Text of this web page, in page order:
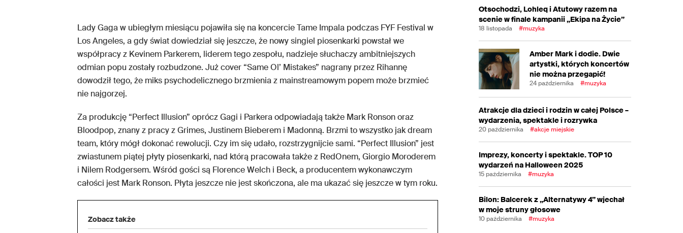
Lady Gaga w ubiegłym miesiącu pojawiła się na koncercie Tame Impala podczas FYF Festival w
Los Angeles, a gdy świat dowiedział się jeszcze, że nowy singiel piosenkarki powstał we
współpracy z Kevinem Parkerem, liderem tego zespołu, nadzieje słuchaczy ambitniejszych
odmian popu zostały rozbudzone. Już cover “Same Ol’ Mistakes” nagrany przez Rihannę
dowodził tego, że miks psychodelicznego brzmienia z mainstreamowym popem może brzmieć
nie najgorzej.
Za produkcję “Perfect Illusion” oprócz Gagi i Parkera odpowiadają także Mark Ronson oraz
Bloodpop, znany z pracy z Grimes, Justinem Bieberem i Madonną. Brzmi to wszystko jak dream
team, który mógł dokonać rewolucji. Czy im się udało, rozstrzygnijcie sami. “Perfect Illusion” jest
zwiastunem piątej płyty piosenkarki, nad którą pracowała także z RedOnem, Giorgio Moroderem
i Nilem Rodgersem. Wśród gości są Florence Welch i Beck, a producentem wykonawczym
całości jest Mark Ronson. Płyta jeszcze nie jest skończona, ale ma ukazać się jeszcze w tym roku.
Zobacz także
Otsochodzi, Lohleq i Atutowy razem na
scenie w finale kampanii „Ekipa na Życie”
18 listopada #muzyka
Amber Mark i dodie. Dwie
artystki, których koncertów
nie można przegapić!
24 października #muzyka
Atrakcje dla dzieci i rodzin w całej Polsce –
wydarzenia, spektakle i rozrywka
20 października #akcje miejskie
Imprezy, koncerty i spektakle. TOP 10
wydarzeń na Halloween 2025
15 października #muzyka
Bilon: Balcerek z „Alternatywy 4” wjechał
w moje struny głosowe
10 października #muzyka